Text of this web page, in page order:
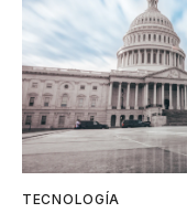
TECNOLOGÍA